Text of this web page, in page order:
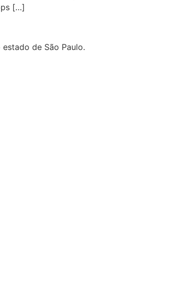
[…]
de São Paulo.